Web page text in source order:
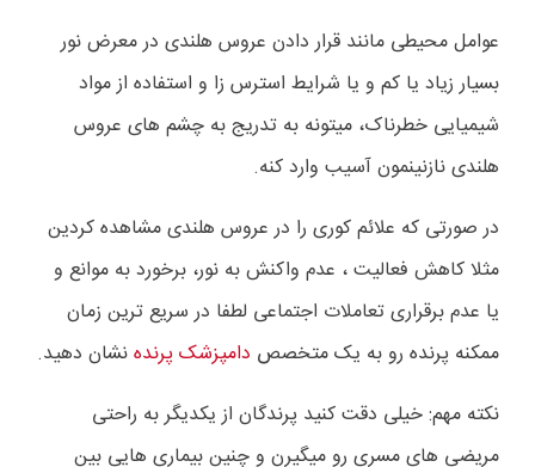
عوامل محیطی مانند قرار دادن عروس هلندی در معرض نور
بسیار زیاد یا کم و یا شرایط استرس زا و استفاده از مواد
شیمیایی خطرناک، میتونه به تدریج به چشم های عروس
هلندی نازنینمون آسیب وارد کنه.
در صورتی که علائم کوری را در عروس هلندی مشاهده کردین
مثلا کاهش فعالیت ، عدم واکنش به نور، برخورد به موانع و
یا عدم برقراری تعاملات اجتماعی لطفا در سریع ترین زمان
ممکنه پرنده رو به یک متخصص دامپزشک پرندهنشان دهید.
نکته مهم: خیلی دقت کنید پرندگان از یکدیگر به راحتی
مریضی های مسری رو میگیرن و چنین بیماری هایی بین